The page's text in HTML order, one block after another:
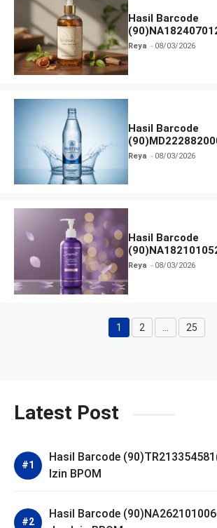
Hasil Barcode
BPOM
Reya 08/03/2026
Hasil Barcode
Izin BPOM
Reya 08/03/2026
Hasil Barcode
dan Izin BPOM
Reya 08/03/2026
Halaman
1 Halaman
2 25
Latest Post
Hasil Barcode
Izin BPOM
Hasil Barcode